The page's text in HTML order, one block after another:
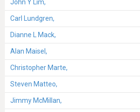
John Y Lim,
Carl Lundgren,
Dianne L Mack,
Alan Maisel,
Christopher Marte,
Steven Matteo,
Jimmy McMillan,